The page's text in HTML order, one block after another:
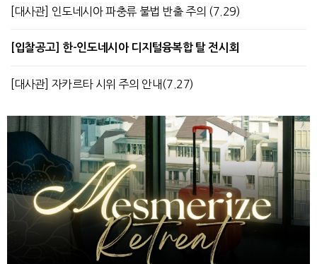
[대사관] 인도네시아 파충류 불법 반출 주의 (7.29)
[입찰공고] 한-인도네시아 디지털융복합 탈 전시회
[대사관] 자카르타 시위 주의 안내(7.27)